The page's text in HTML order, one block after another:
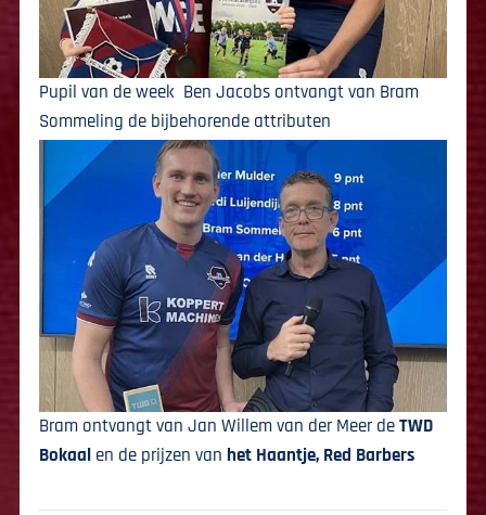
Pupil van de week Ben Jacobs ontvangt van Bram
Sommeling de bijbehorende attributen
Bram ontvangt van Jan Willem van der Meer deTWD
Bokaal en de prijzen van het Haantje, Red Barbers